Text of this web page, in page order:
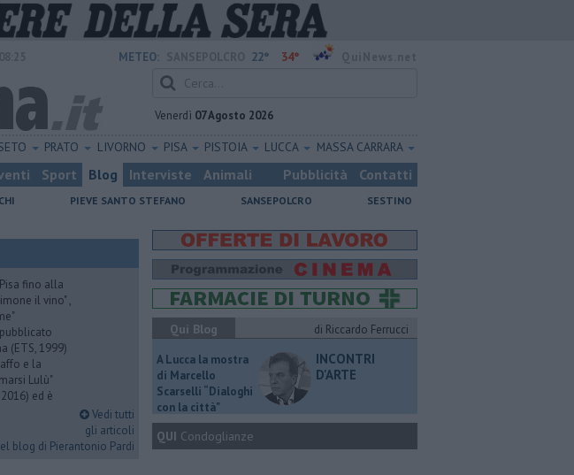
METEO: 22° 34°
Venerdì 07 Agosto 2026
PRATO LIVORNO PISA PISTOIA LUCCA MASSA CARRARA
Sport Blog Interviste Animali Pubblicità Contatti
PIEVE SANTO STEFANO SANSEPOLCRO SESTINO
fino alla
il vino" ,
(ETS, 1999)
e la
Lulù"
ed è
Vedi tutti
gli articoli
blog di Pierantonio Pardi
Qui Blog
di Riccardo Ferrucci
A Lucca la mostra
di Marcello
Scarselli “Dialoghi
con la città"
INCONTRI
D'ARTE
QUI Condoglianze